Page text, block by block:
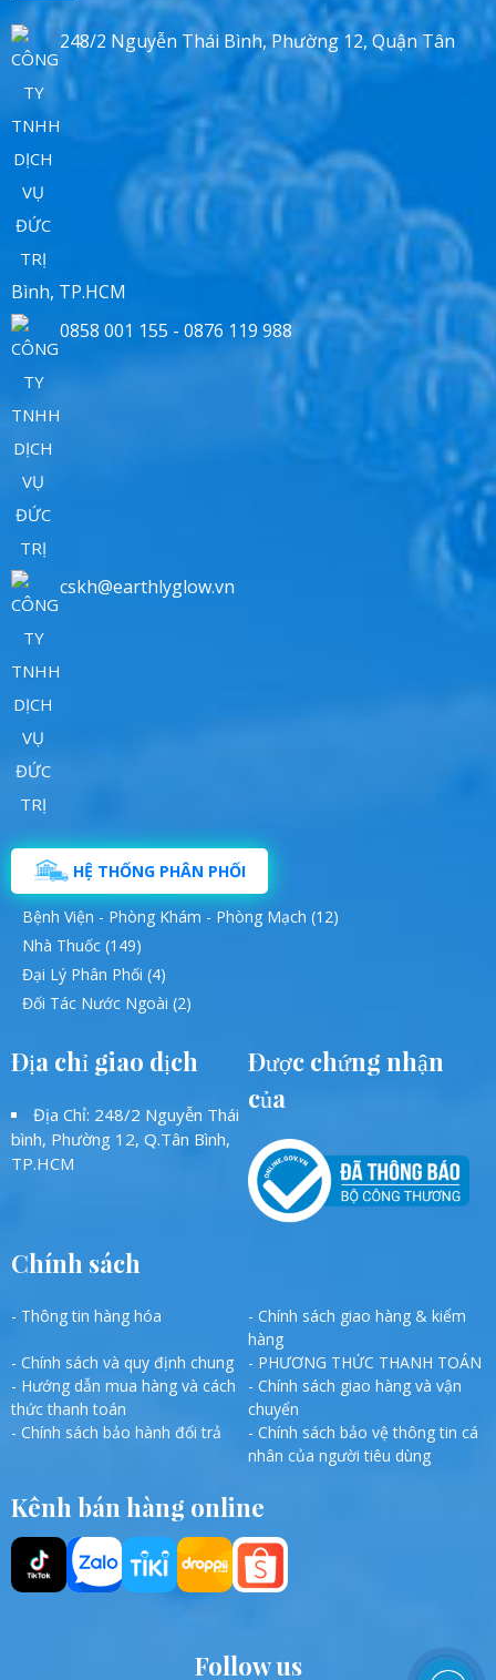
248/2 Nguyễn Thái Bình, Phường 12, Quận Tân
Bình, TP.HCM
0858 001 155 - 0876 119 988
cskh@earthlyglow.vn
HỆ THỐNG PHÂN PHỐI
Bệnh Viện - Phòng Khám - Phòng Mạch (12)
Nhà Thuốc (149)
Đại Lý Phân Phối (4)
Đối Tác Nước Ngoài (2)
Địa chỉ giao dịch
Địa Chỉ: 248/2 Nguyễn Thái
bình, Phường 12, Q.Tân Bình,
TP.HCM
Được chứng nhận
của
Chính sách
- Thông tin hàng hóa
- Chính sách giao hàng & kiểm
hàng
- Chính sách và quy định chung
- PHƯƠNG THỨC THANH TOÁN
- Hướng dẫn mua hàng và cách
thức thanh toán
- Chính sách giao hàng và vận
chuyển
- Chính sách bảo hành đổi trả
- Chính sách bảo vệ thông tin cá
nhân của người tiêu dùng
Kênh bán hàng online
Follow us